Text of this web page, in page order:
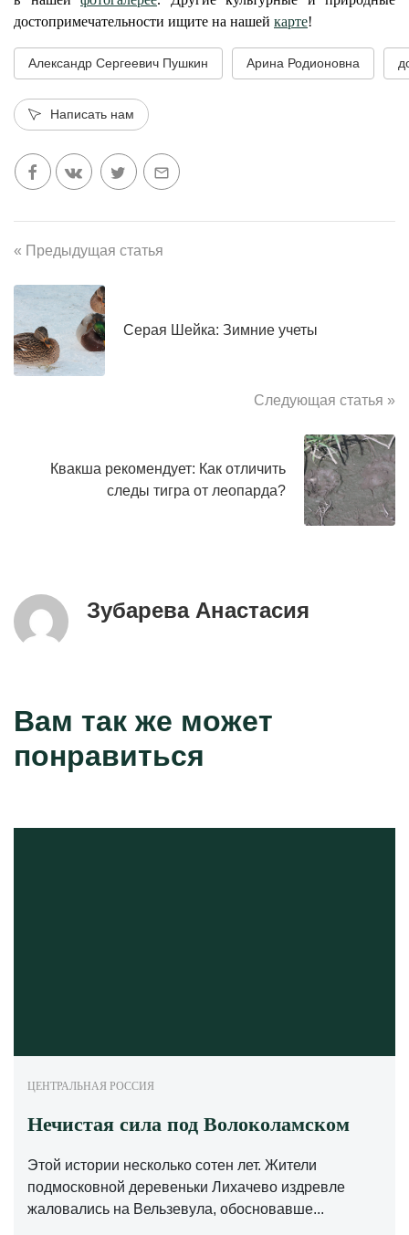
достопримечательности ищите на нашей карте!
Александр Сергеевич Пушкин Арина Родионовна
Написать нам
« Предыдущая статья
Серая Шейка: Зимние учеты
Следующая статья »
Квакша рекомендует: Как отличить
следы тигра от леопарда?
Зубарева Анастасия
Вам так же может
понравиться
ЦЕНТРАЛЬНАЯ РОССИЯ
Нечистая сила под Волоколамском
Этой истории несколько сотен лет. Жители
подмосковной деревеньки Лихачево издревле
жаловались на Вельзевула, обосновавше...